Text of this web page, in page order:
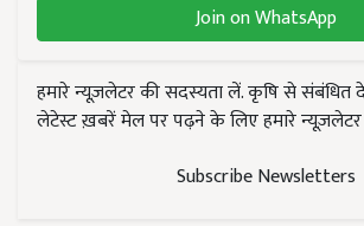
Join on WhatsApp
हमारे न्यूज़लेटर की सदस्यता लें. कृषि से संबंधित
लेटेस्ट ख़बरें मेल पर पढ़ने के लिए हमारे
Subscribe Newsletters